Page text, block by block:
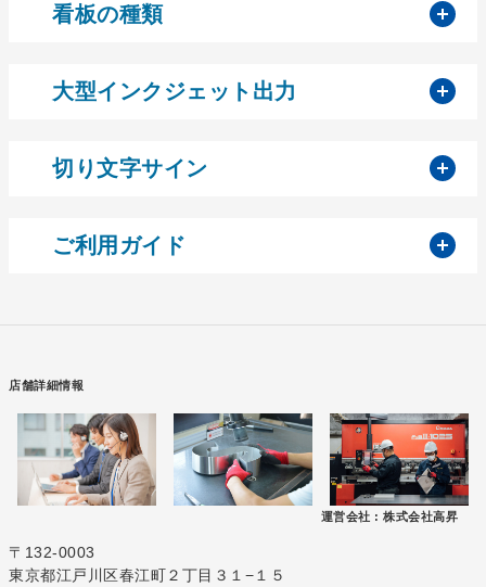
看板の種類
大型インクジェット出力
切り文字サイン
ご利用ガイド
店舗詳細情報
運営会社 : 株式会社高昇
〒132-0003
東京都江戸川区春江町２丁目３１−１５